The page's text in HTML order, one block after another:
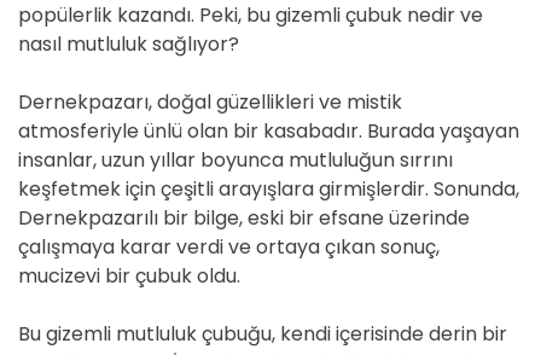
popülerlik kazandı. Peki, bu gizemli çubuk nedir ve
nasıl mutluluk sağlıyor?
Dernekpazarı, doğal güzellikleri ve mistik
atmosferiyle ünlü olan bir kasabadır. Burada yaşayan
insanlar, uzun yıllar boyunca mutluluğun sırrını
keşfetmek için çeşitli arayışlara girmişlerdir. Sonunda,
Dernekpazarılı bir bilge, eski bir efsane üzerinde
çalışmaya karar verdi ve ortaya çıkan sonuç,
mucizevi bir çubuk oldu.
Bu gizemli mutluluk çubuğu, kendi içerisinde derin bir